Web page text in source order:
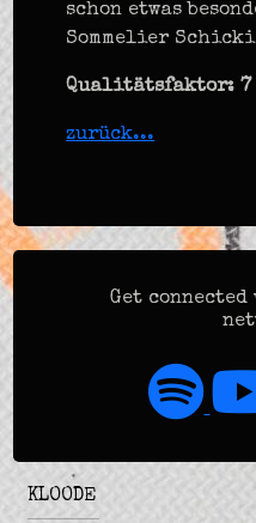
schon etwas
Sommelier
Qualitätsfaktor: 7
zurück...
Get
KLOODE